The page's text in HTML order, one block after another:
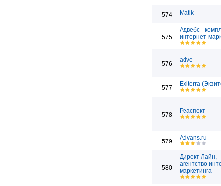
574 Matik
575
Адвебс -
интернет-
576
adve
577
Exiterra
578
Реаспект
579
Advans.ru
580
Директ Лайн,
агентство
маркетинга